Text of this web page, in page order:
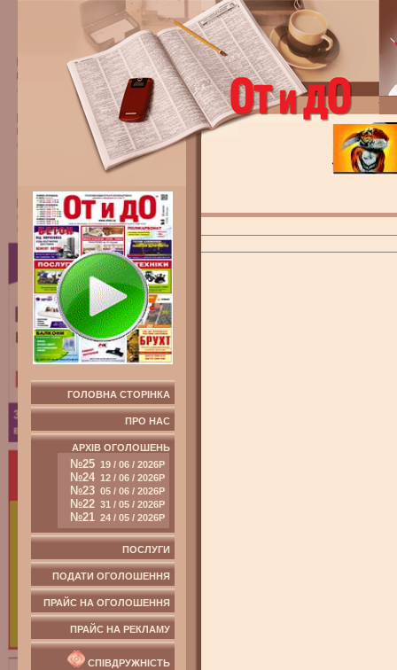
ГОЛОВНА СТОРІНКА
ПРО НАС
АРХІВ ОГОЛОШЕНЬ
№25 19 / 06 / 2026Р
№24 12 / 06 / 2026Р
№23 05 / 06 / 2026Р
№22 31 / 05 / 2026Р
№21 24 / 05 / 2026Р
ПОСЛУГИ
ПОДАТИ ОГОЛОШЕННЯ
ПРАЙС НА ОГОЛОШЕННЯ
ПРАЙС НА РЕКЛАМУ
СПІВДРУЖНІСТЬ